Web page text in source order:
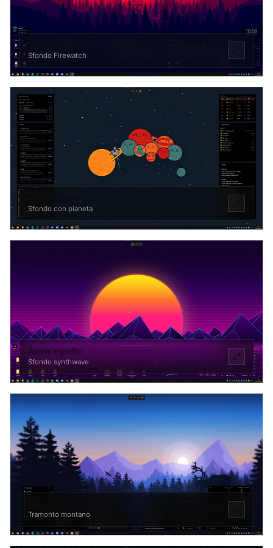
Sfondo Firewatch
Sfondo con pianeta
Azioni e grafici
Sfondo synthwave
Tramonto montano